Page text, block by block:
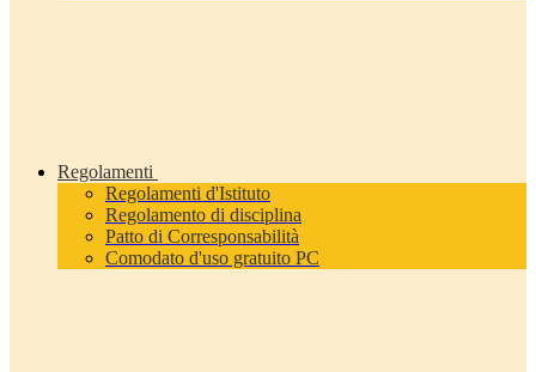
Regolamenti
Regolamenti d'Istituto
Regolamento di disciplina
Patto di Corresponsabilità
Comodato d'uso gratuito PC